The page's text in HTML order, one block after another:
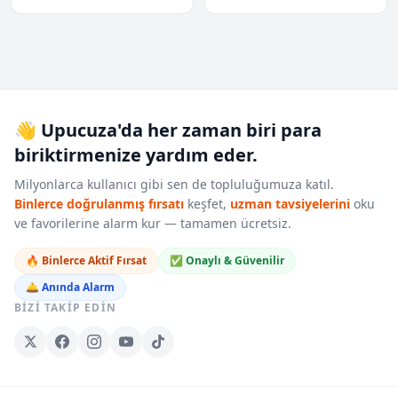
👋 Upucuza'da her zaman biri para
biriktirmenize yardım eder.
Milyonlarca kullanıcı gibi sen de topluluğumuza katıl.
Binlerce doğrulanmış fırsatı keşfet, uzman tavsiyelerini oku
ve favorilerine alarm kur — tamamen ücretsiz.
🔥 Binlerce Aktif Fırsat
✅ Onaylı & Güvenilir
🛎️ Anında Alarm
BIZI TAKIP EDIN